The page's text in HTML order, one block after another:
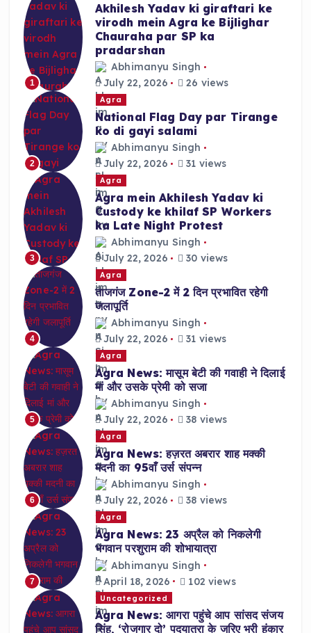
1
Akhilesh Yadav ki giraftari ke
virodh mein Agra ke Bijlighar
Chauraha par SP ka
pradarshan
Abhimanyu Singh
July 22, 2026
26 views
2
Agra
National Flag Day par Tirange
ko di gayi salami
Abhimanyu Singh
July 22, 2026
31 views
3
Agra
Agra mein Akhilesh Yadav ki
Custody ke khilaf SP Workers
ka Late Night Protest
Abhimanyu Singh
July 22, 2026
30 views
4
Agra
ताजगंज Zone-2 में 2 दिन प्रभावित रहेगी
जलापूर्ति
Abhimanyu Singh
July 22, 2026
31 views
5
Agra
Agra News: मासूम बेटी की गवाही ने दिलाई
मां और उसके प्रेमी को सजा
Abhimanyu Singh
July 22, 2026
38 views
6
Agra
Agra News: हज़रत अबरार शाह मक्की
मदनी का 95वाँ उर्स संपन्न
Abhimanyu Singh
July 22, 2026
38 views
7
Agra
Agra News: 23 अप्रैल को निकलेगी
भगवान परशुराम की शोभायात्रा
Abhimanyu Singh
April 18, 2026
102 views
Uncategorized
Agra News: आगरा पहुंचे आप सांसद संजय
सिंह, ‘रोजगार दो’ पदयात्रा के जरिए भरी हुंकार